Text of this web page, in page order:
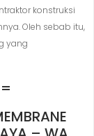
konstruksi
Oleh sebab itu,
yang